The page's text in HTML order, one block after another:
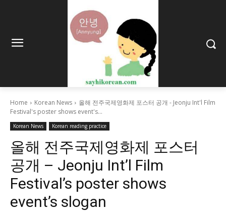
Home Korean News
올해 전주국제영화제 포스터 공개 - Jeonju Int'l Film
Festival's poster shows event's...
Korean News Korean reading practice
올해 전주국제영화제 포스터
공개 – Jeonju Int’l Film
Festival’s poster shows
event’s slogan